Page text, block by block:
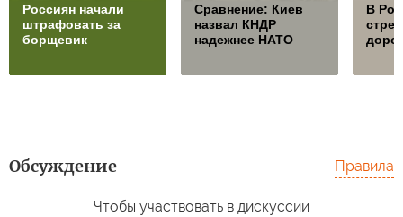
Россиян начали
штрафовать за
борщевик
Сравнение: Киев
назвал КНДР
надежнее НАТО
В
Обсуждение Правила
Чтобы участвовать в дискуссии